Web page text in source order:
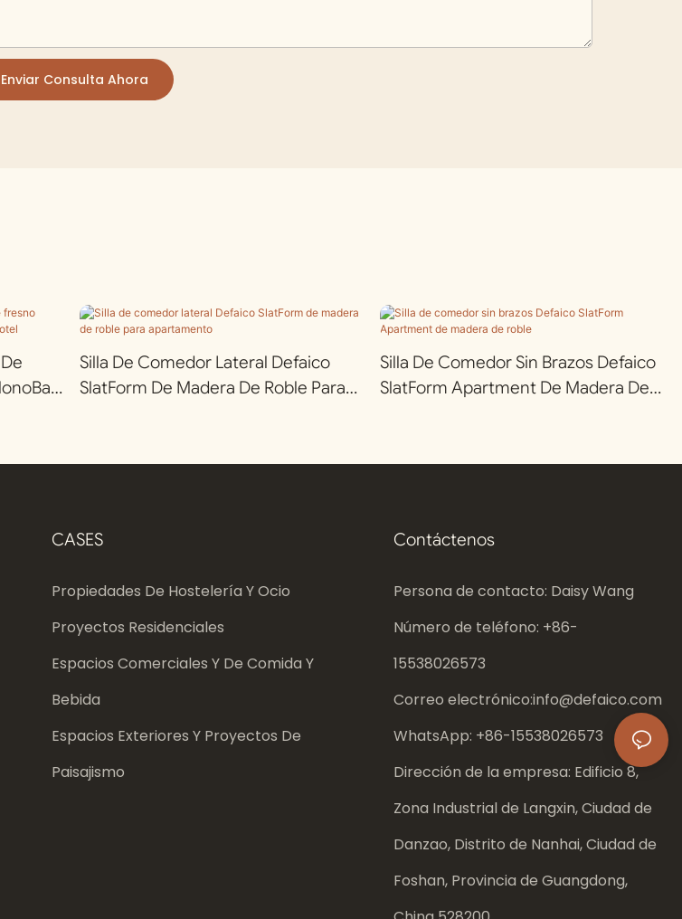
Enviar Consulta Ahora
Silla De Comedor Lateral Defaico
SlatForm De Madera De Roble Para
Silla De Comedor Sin Brazos Defaico
SlatForm Apartment De Madera De
CASES
Propiedades De Hostelería Y Ocio
Proyectos Residenciales
Espacios Comerciales Y De Comida Y
Bebida
Espacios Exteriores Y Proyectos De
Paisajismo
Contáctenos
Persona de contacto: Daisy Wang
Número de teléfono: +86-
15538026573
Correo electrónico:info@defaico.com
WhatsApp: +86-15538026573
Dirección de la empresa: Edificio 8,
Zona Industrial de Langxin, Ciudad de
Danzao, Distrito de Nanhai, Ciudad de
Foshan, Provincia de Guangdong,